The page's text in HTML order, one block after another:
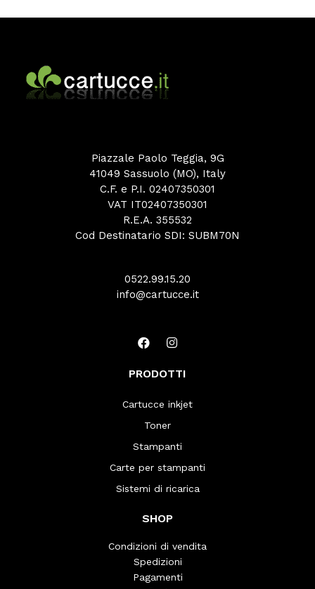
Piazzale Paolo Teggia, 9G
41049 Sassuolo (MO), Italy
C.F. e P.I. 02407350301
VAT IT02407350301
R.E.A. 355532
Cod Destinatario SDI: SUBM70N
0522.99.15.20
info@cartucce.it
PRODOTTI
Cartucce inkjet
Toner
Stampanti
Carte per stampanti
Sistemi di ricarica
SHOP
Condizioni di vendita
Spedizioni
Pagamenti